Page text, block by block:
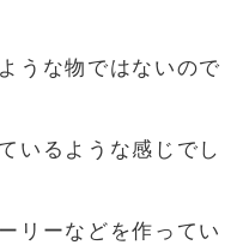
うな物ではないので
いるような感じでし
リーなどを作ってい